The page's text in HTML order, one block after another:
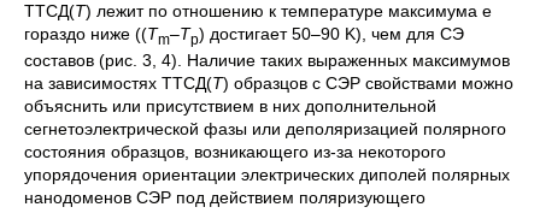
ТТСД(Т) лежит по отношению к температуре максимума e
гораздо ниже ((Tm–Tp) достигает 50–90 K) , чем для СЭ
составов (рис. 3, 4). Наличие таких выраженных максимумов
на зависимостях ТТСД(Т) образцов c СЭР свойствами можно
объяснить или присутствием в них дополнительной
сегнетоэлектрической фазы или деполяризацией полярного
состояния образцов, возникающего из-за некоторого
упорядочения ориентации электрических диполей полярных
нанодоменов СЭР под действием поляризующего